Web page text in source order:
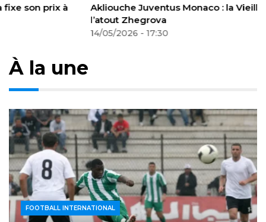
Akliouche Juventus Monaco : la Vieille Dame sort
À la une
FOOTBALL INTERNATIONAL